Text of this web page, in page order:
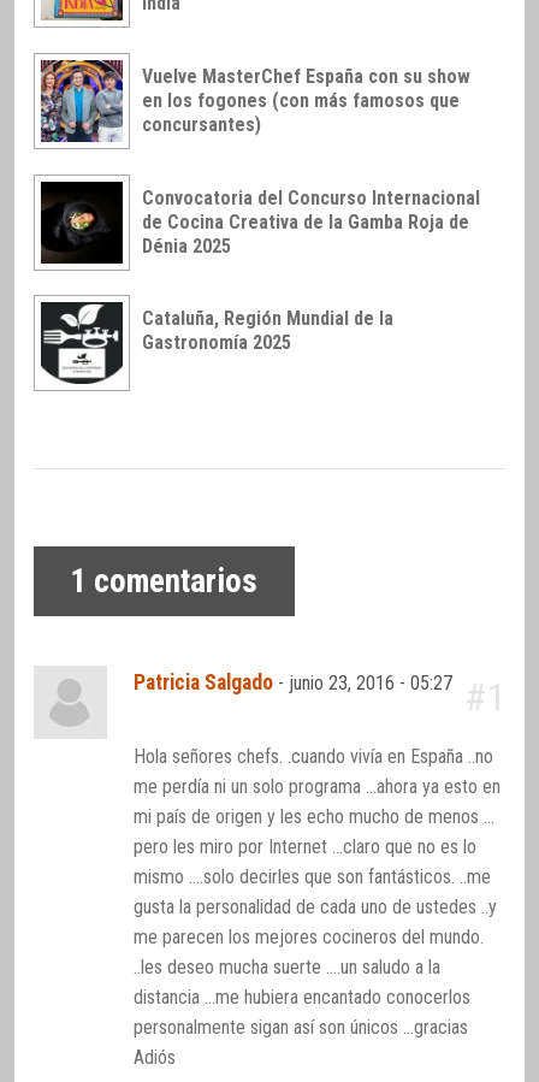
Vuelve MasterChef España con su show
en los fogones (con más famosos que
concursantes)
Convocatoria del Concurso Internacional
de Cocina Creativa de la Gamba Roja de
Dénia 2025
Cataluña, Región Mundial de la
Gastronomía 2025
1 comentarios
Patricia Salgado - junio 23, 2016 - 05:27 #1
Hola señores chefs. .cuando vivía en España ..no
me perdía ni un solo programa …ahora ya esto en
mi país de origen y les echo mucho de menos …
pero les miro por Internet …claro que no es lo
mismo ….solo decirles que son fantásticos. ..me
gusta la personalidad de cada uno de ustedes ..y
me parecen los mejores cocineros del mundo.
..les deseo mucha suerte ….un saludo a la
distancia …me hubiera encantado conocerlos
personalmente sigan así son únicos …gracias
Adiós